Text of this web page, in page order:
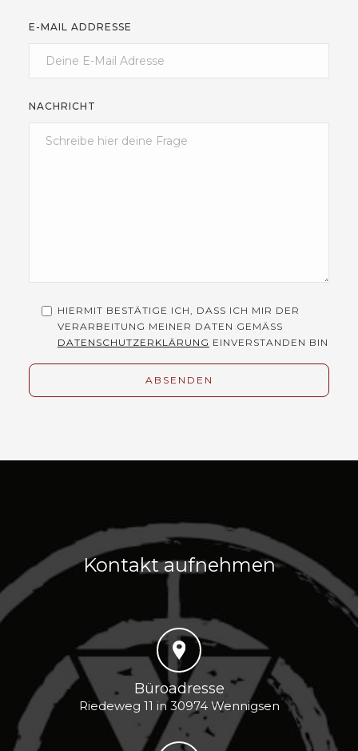
E-MAIL ADDRESSE
NACHRICHT
HIERMIT BESTÄTIGE ICH, DASS ICH MIR DER
VERARBEITUNG MEINER DATEN GEMÄSS
DATENSCHUTZERKLÄRUNG EINVERSTANDEN BIN
Kontakt aufnehmen
Büroadresse
Riedeweg 11 in 30974 Wennigsen